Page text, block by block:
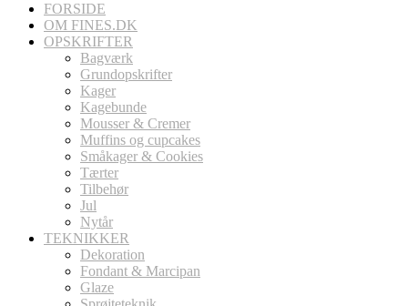
FORSIDE
OM FINES.DK
OPSKRIFTER
Bagværk
Grundopskrifter
Kager
Kagebunde
Mousser & Cremer
Muffins og cupcakes
Småkager & Cookies
Tærter
Tilbehør
Jul
Nytår
TEKNIKKER
Dekoration
Fondant & Marcipan
Glaze